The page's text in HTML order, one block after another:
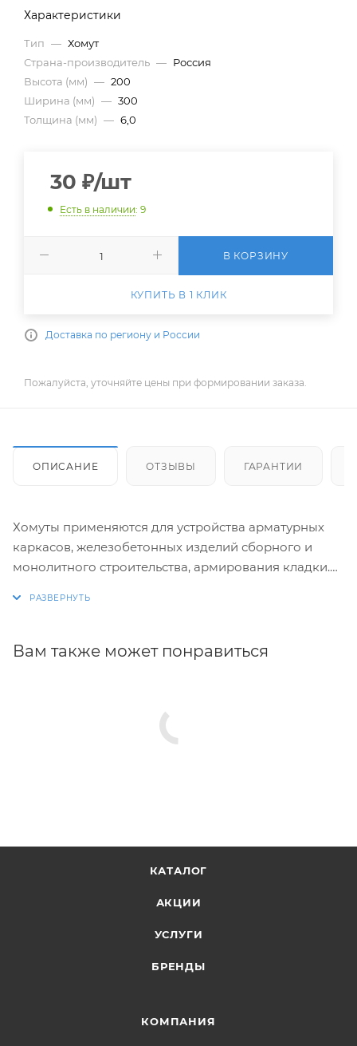
Характеристики
Тип — Хомут
Страна-производитель — Россия
Высота (мм) — 200
Ширина (мм) — 300
Толщина (мм) — 6,0
30 ₽/шт
Есть в наличии: 9
В КОРЗИНУ
КУПИТЬ В 1 КЛИК
Доставка по региону и России
Пожалуйста, уточняйте цены при формировании заказа.
ОПИСАНИЕ ОТЗЫВЫ ГАРАНТИИ
Хомуты применяются для устройства арматурных
каркасов, железобетонных изделий сборного и
монолитного строительства, армирования кладки.
строго выдержаны, благодаря автоматизации
Вам также может понравиться
КАТАЛОГ
АКЦИИ
УСЛУГИ
БРЕНДЫ
КОМПАНИЯ